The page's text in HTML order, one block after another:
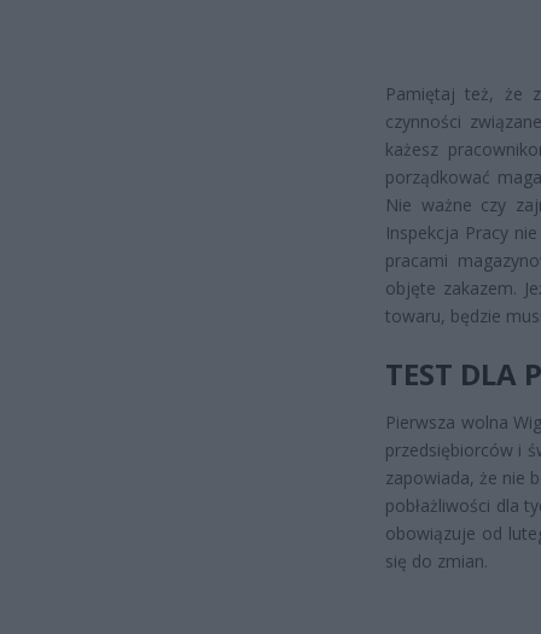
Pamiętaj też, że
czynności
każesz
porządkować
Nie ważne czy
Inspekcja Pracy
pracami
objęte zakazem.
towaru, będzie
TEST DLA
Pierwsza wolna
przedsiębiorców i
zapowiada, że nie
pobłażliwości dla
obowiązuje od
się do zmian.